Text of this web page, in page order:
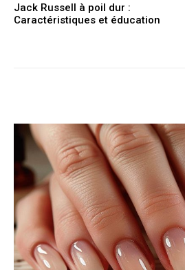
Jack Russell à poil dur :
Caractéristiques et éducation